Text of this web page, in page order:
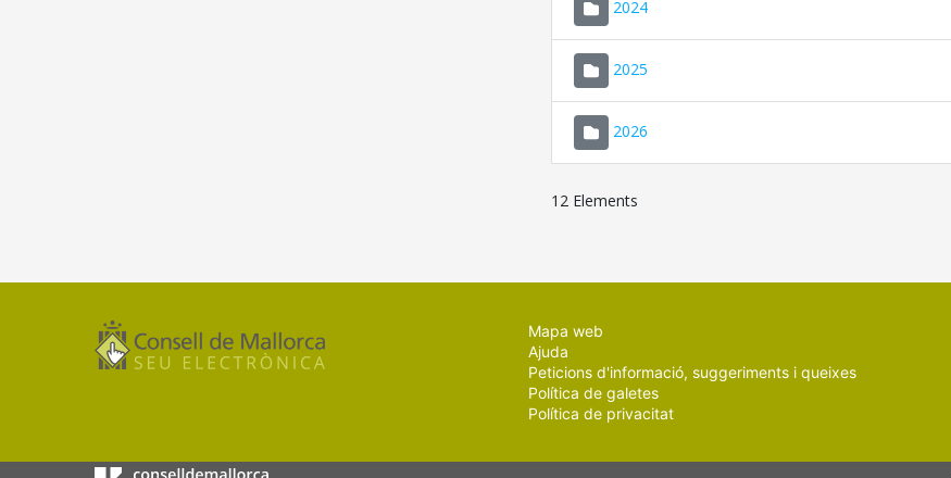
2024
2025
2026
12 Elements
Mapa web
Ajuda
Peticions d'informació, suggeriments i queixes
Política de galetes
Política de privacitat